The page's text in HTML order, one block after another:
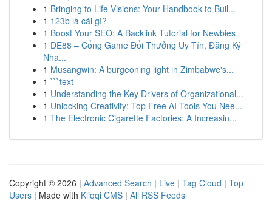
1 Bringing to Life Visions: Your Handbook to Buil...
1 123b là cái gì?
1 Boost Your SEO: A Backlink Tutorial for Newbies
1 DE88 – Cổng Game Đổi Thưởng Uy Tín, Đăng Ký
Nha...
1 Musangwin: A burgeoning light in Zimbabwe's...
1 ```text
1 Understanding the Key Drivers of Organizational...
1 Unlocking Creativity: Top Free AI Tools You Nee...
1 The Electronic Cigarette Factories: A Increasin...
Copyright © 2026 | Advanced Search | Live | Tag Cloud | Top
Users | Made with Kliqqi CMS | All RSS Feeds